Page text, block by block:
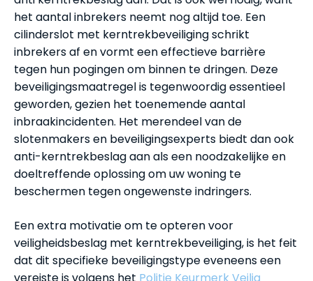
het aantal inbrekers neemt nog altijd toe. Een
cilinderslot met kerntrekbeveiliging schrikt
inbrekers af en vormt een effectieve barrière
tegen hun pogingen om binnen te dringen. Deze
beveiligingsmaatregel is tegenwoordig essentieel
geworden, gezien het toenemende aantal
inbraakincidenten. Het merendeel van de
slotenmakers en beveiligingsexperts biedt dan ook
anti-kerntrekbeslag aan als een noodzakelijke en
doeltreffende oplossing om uw woning te
beschermen tegen ongewenste indringers.
Een extra motivatie om te opteren voor
veiligheidsbeslag met kerntrekbeveiliging, is het feit
dat dit specifieke beveiligingstype eveneens een
vereiste is volgens het Politie Keurmerk Veilig